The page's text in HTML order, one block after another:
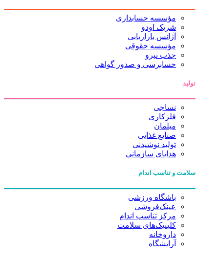
مؤسسه حسابداری
شریک اودو
آژانس بازاریابی
مؤسسه حقوقی
جذب نیرو
حسابرسی و صدور گواهی
تولید
نساجی
فلزکاری
مبلمان
صنایع غذایی
تولید نوشیدنی
هدایای سازمانی
سلامت و تناسب اندام
باشگاه ورزشی
عینک‌فروشی
مرکز تناسب اندام
کلینیک‌های سلامت
داروخانه
آرایشگاه